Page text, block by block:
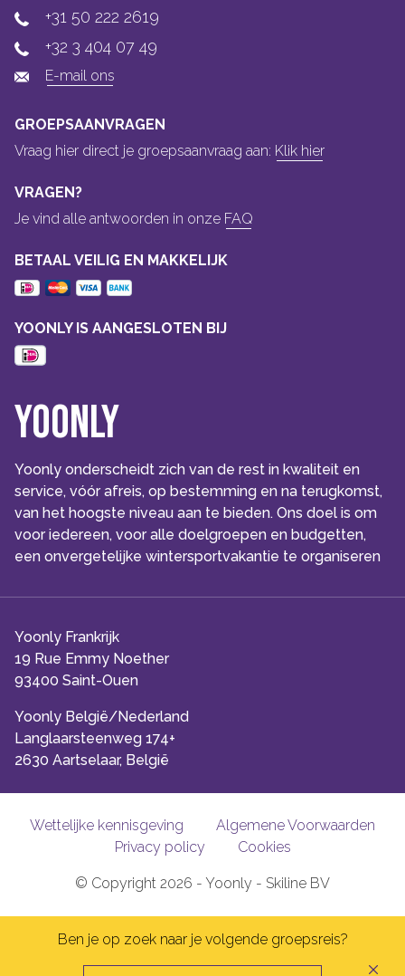
Yoonly
Yoonly onderscheidt zich van de rest in kwaliteit en
service, vóór afreis, op bestemming en na terugkomst,
van het hoogste niveau aan te bieden. Ons doel is om
voor iedereen, voor alle doelgroepen en budgetten,
een onvergetelijke wintersportvakantie te organiseren
Yoonly Frankrijk
19 Rue Emmy Noether
93400 Saint-Ouen
Yoonly België/Nederland
Langlaarsteenweg 174+
2630 Aartselaar, België
+31 50 222 2619
+32 3 404 07 49
E-mail ons
GROEPSAANVRAGEN
Vraag hier direct je groepsaanvraag aan: Klik hier
VRAGEN?
Je vind alle antwoorden in onze FAQ
BETAAL VEILIG EN MAKKELIJK
YOONLY IS AANGESLOTEN BIJ
© Copyright 2026 - Yoonly - Skiline BV
Wettelijke kennisgeving
Algemene Voorwaarden
Privacy policy
Cookies
Ben je op zoek naar je volgende groepsreis?